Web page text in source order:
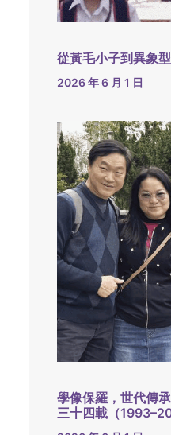
從黃毛小子到異象
2026 年 6 月 1 日
學像保羅，世代傳
三十四載（